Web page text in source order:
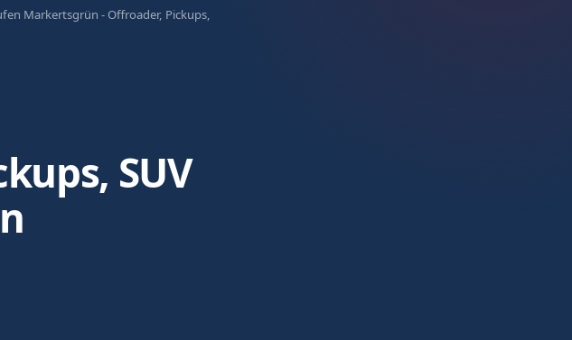
Markertsgrün - Offroader, Pickups,
SUV